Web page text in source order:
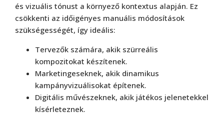
és vizuális tónust a környező kontextus alapján. Ez
csökkenti az időigényes manuális módosítások
szükségességét, így ideális:
Tervezők számára, akik szürreális
kompozitokat készítenek.
Marketingeseknek, akik dinamikus
kampányvizuálisokat építenek.
Digitális művészeknek, akik játékos jelenetekkel
kísérleteznek.